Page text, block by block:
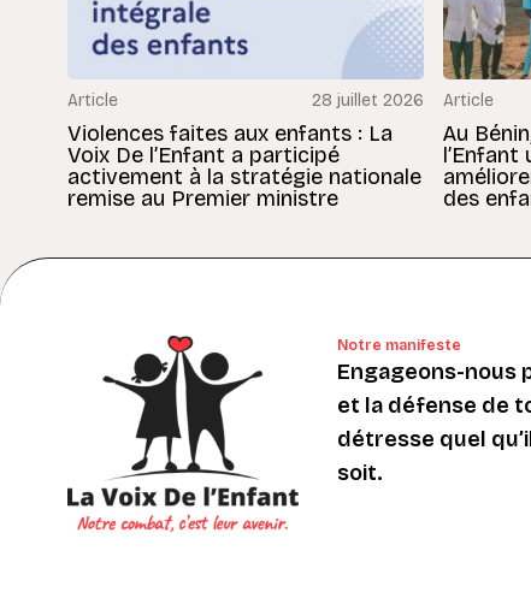
Article 28 juillet 2026
Violences faites aux enfants : La
Voix De l’Enfant a participé
activement à la stratégie nationale
remise au Premier ministre
Article
Au
des
Notre manifeste
Engageons-nous
et la défense de
détresse quel
soit.